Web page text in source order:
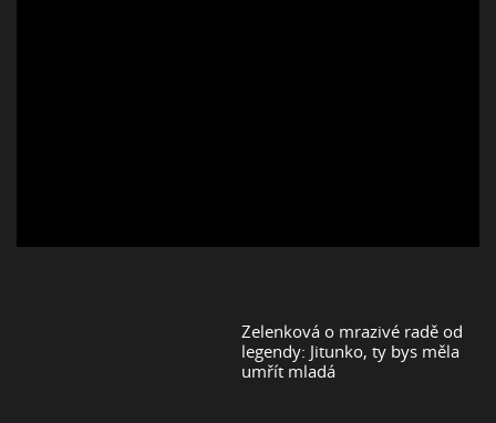
Zelenková o mrazivé radě od
legendy: Jitunko, ty bys měla
umřít mladá